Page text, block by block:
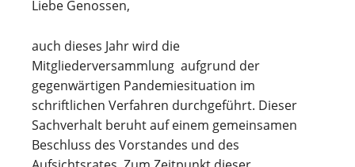
Liebe Genossen,
auch dieses Jahr wird die
Mitgliederversammlung aufgrund der
gegenwärtigen Pandemiesituation im
schriftlichen Verfahren durchgeführt. Dieser
Sachverhalt beruht auf einem gemeinsamen
Beschluss des Vorstandes und des